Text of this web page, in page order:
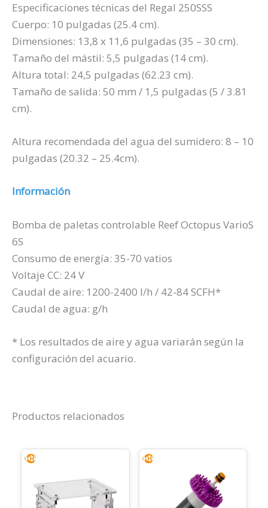
Especificaciones técnicas del Regal 250SSS
Cuerpo: 10 pulgadas (25.4 cm).
Dimensiones: 13,8 x 11,6 pulgadas (35 – 30 cm).
Tamaño del mástil: 5,5 pulgadas (14 cm).
Altura total: 24,5 pulgadas (62.23 cm).
Tamaño de salida: 50 mm / 1,5 pulgadas (5 / 3.81
cm).
Altura recomendada del agua del sumidero: 8 – 10
pulgadas (20.32 – 25.4cm).
Información
Bomba de paletas controlable Reef Octopus VarioS
6S
Consumo de energía: 35-70 vatios
Voltaje CC: 24 V
Caudal de aire: 1200-2400 l/h / 42-84 SCFH*
Caudal de agua: g/h
* Los resultados de aire y agua variarán según la
configuración del acuario.
Productos relacionados